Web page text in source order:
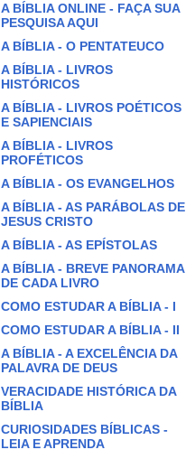
A BÍBLIA ONLINE - FAÇA SUA
PESQUISA AQUI
A BÍBLIA - O PENTATEUCO
A BÍBLIA - LIVROS
HISTÓRICOS
A BÍBLIA - LIVROS POÉTICOS
E SAPIENCIAIS
A BÍBLIA - LIVROS
PROFÉTICOS
A BÍBLIA - OS EVANGELHOS
A BÍBLIA - AS PARÁBOLAS DE
JESUS CRISTO
A BÍBLIA - AS EPÍSTOLAS
A BÍBLIA - BREVE PANORAMA
DE CADA LIVRO
COMO ESTUDAR A BÍBLIA - I
COMO ESTUDAR A BÍBLIA - II
A BÍBLIA - A EXCELÊNCIA DA
PALAVRA DE DEUS
VERACIDADE HISTÓRICA DA
BÍBLIA
CURIOSIDADES BÍBLICAS -
LEIA E APRENDA